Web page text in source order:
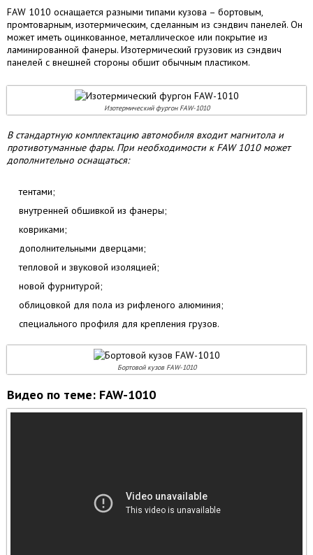
FAW 1010 оснащается разными типами кузова – бортовым,
промтоварным, изотермическим, сделанным из сэндвич панелей. Он
может иметь оцинкованное, металлическое или покрытие из
ламинированной фанеры. Изотермический грузовик из сэндвич
панелей с внешней стороны обшит обычным пластиком.
Изотермический фургон FAW-1010
В стандартную комплектацию автомобиля входит магнитола и
противотуманные фары. При необходимости к FAW 1010 может
дополнительно оснащаться:
тентами;
внутренней обшивкой из фанеры;
ковриками;
дополнительными дверцами;
тепловой и звуковой изоляцией;
новой фурнитурой;
облицовкой для пола из рифленого алюминия;
специального профиля для крепления грузов.
Бортовой кузов FAW-1010
Видео по теме: FAW-1010